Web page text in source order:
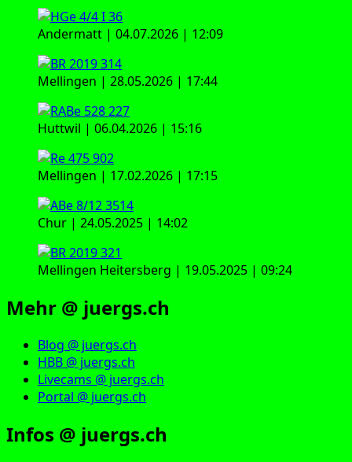
Andermatt | 04.07.2026 | 12:09
Mellingen | 28.05.2026 | 17:44
Huttwil | 06.04.2026 | 15:16
Mellingen | 17.02.2026 | 17:15
Chur | 24.05.2025 | 14:02
Mellingen Heitersberg | 19.05.2025 | 09:24
Mehr @ juergs.ch
Blog @ juergs.ch
HBB @ juergs.ch
Livecams @ juergs.ch
Portal @ juergs.ch
Infos @ juergs.ch